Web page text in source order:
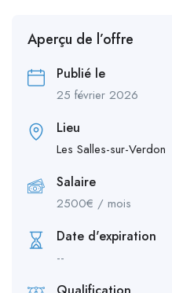
Aperçu de l’offre
Publié le
25 février 2026
Lieu
Les Salles-sur-Verdon
Salaire
2500€ / mois
Date d'expiration
--